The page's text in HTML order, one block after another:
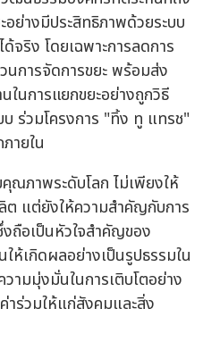
ย่างมีประสิทธิภาพด้วยระบบ
จริง โดยเฉพาะการลดการ
นการจัดการขยะ พร้อมส่ง
ในการแยกขยะอย่างถูกวิธี
ณภาพระดับโลก ไม่เพียงให้
แต่ยังให้ความสำคัญกับการ
ถือเป็นหัวใจสำคัญของ
ห้เกิดผลอย่างเป็นรูปธรรมใน
ามมุ่งมั่นในการเติบโตอย่าง
ร่วมให้แก่สังคมและสิ่ง